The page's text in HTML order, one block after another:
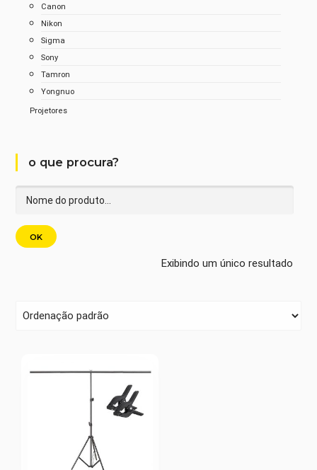
Canon
Nikon
Sigma
Sony
Tamron
Yongnuo
Projetores
o que procura?
Exibindo um único resultado